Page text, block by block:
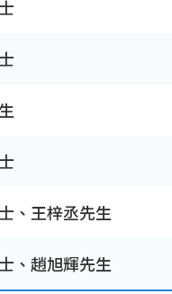
、王梓丞先生
、趙旭輝先生